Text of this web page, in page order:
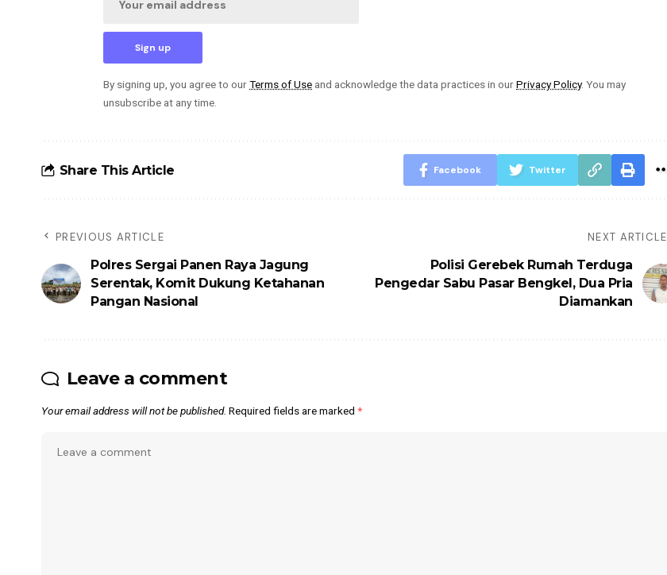
By signing up, you agree to ourTerms of Use and acknowledge the data practices in ourPrivacy Policy. You may
unsubscribe at any time.
Share This Article Facebook Twitter
PREVIOUS ARTICLE
Polres Sergai Panen Raya Jagung
Serentak, Komit Dukung Ketahanan
Pangan Nasional
NEXT ARTICLE
Polisi Gerebek Rumah Terduga
Pengedar Sabu Pasar Bengkel, Dua Pria
Diamankan
Leave a comment
Your email address will not be published. Required fields are marked *